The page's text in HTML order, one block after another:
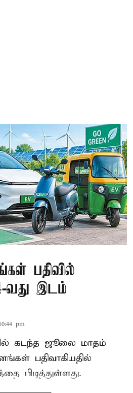
பதிவில்
வது இடம்
pm
கடந்த ஜூலை மாதம்
பதிவாகியதில்
பிடித்துள்ளது.